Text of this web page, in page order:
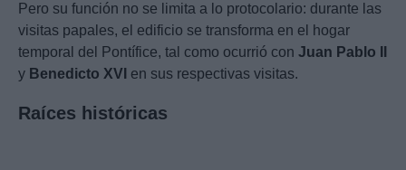
Pero su función no se limita a lo protocolario: durante las
visitas papales, el edificio se transforma en el hogar
temporal del Pontífice, tal como ocurrió con Juan Pablo II
y Benedicto XVI en sus respectivas visitas.
Raíces históricas